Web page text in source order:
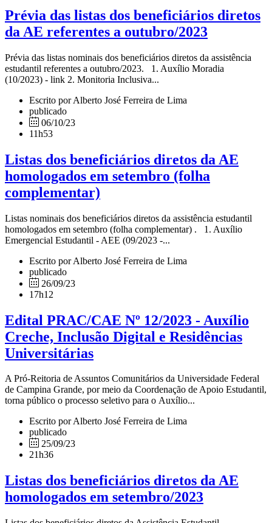
Prévia das listas dos beneficiários diretos
da AE referentes a outubro/2023
Prévia das listas nominais dos beneficiários diretos da assistência
estudantil referentes a outubro/2023. 1. Auxílio Moradia
(10/2023) - link 2. Monitoria Inclusiva...
Escrito por Alberto José Ferreira de Lima
publicado
06/10/23
11h53
Listas dos beneficiários diretos da AE
homologados em setembro (folha
complementar)
Listas nominais dos beneficiários diretos da assistência estudantil
homologados em setembro (folha complementar) . 1. Auxílio
Emergencial Estudantil - AEE (09/2023 -...
Escrito por Alberto José Ferreira de Lima
publicado
26/09/23
17h12
Edital PRAC/CAE Nº 12/2023 - Auxílio
Creche, Inclusão Digital e Residências
Universitárias
A Pró-Reitoria de Assuntos Comunitários da Universidade Federal
de Campina Grande, por meio da Coordenação de Apoio Estudantil,
torna público o processo seletivo para o Auxílio...
Escrito por Alberto José Ferreira de Lima
publicado
25/09/23
21h36
Listas dos beneficiários diretos da AE
homologados em setembro/2023